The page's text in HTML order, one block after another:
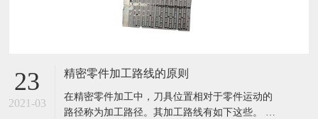
23
2021-03
精密零件加工路线的原则
在精密零件加工中，刀具位置相对于零件运动的
路径称为加工路径。其加工路线有如下这些。 孔